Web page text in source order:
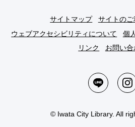
サイトマップ
サイトの
ウェブアクセシビリティについて
個
リンク
お問い
© Iwata City Library. All